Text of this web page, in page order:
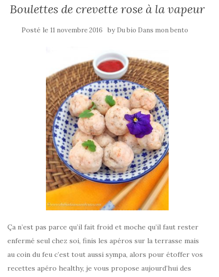
Boulettes de crevette rose à la vapeur
Posté le 11 novembre 2016 by Du bio Dans mon bento
Ça n’est pas parce qu’il fait froid et moche qu’il faut rester
enfermé seul chez soi, finis les apéros sur la terrasse mais
au coin du feu c’est tout aussi sympa, alors pour étoffer vos
recettes apéro healthy, je vous propose aujourd’hui des